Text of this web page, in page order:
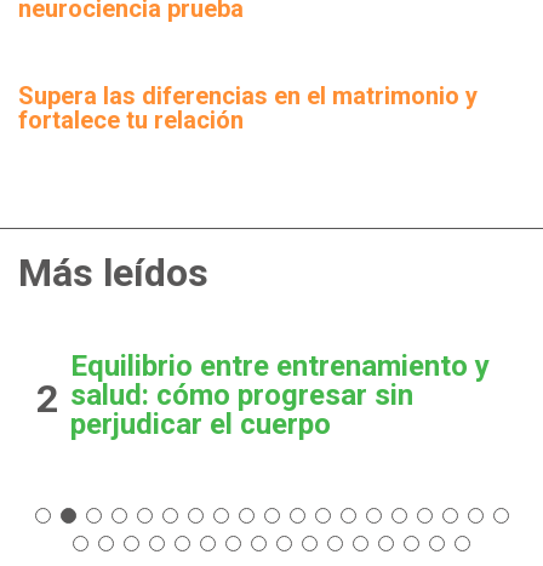
neurociencia prueba
Supera las diferencias en el matrimonio y
fortalece tu relación
Más leídos
2
Equilibrio entre entrenamiento y
salud: cómo progresar sin
perjudicar el cuerpo